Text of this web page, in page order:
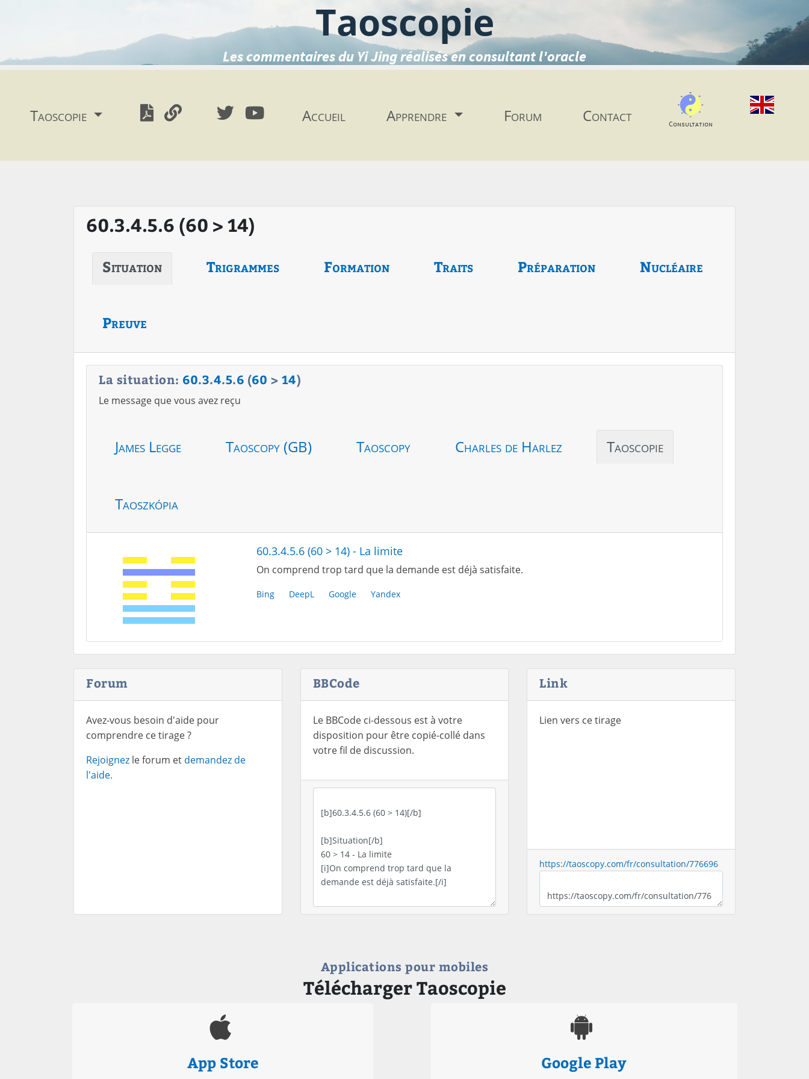
Taoscopie
Les commentaires du Yi Jing réalisés en consultant l'oracle
Taoscopie Accueil Apprendre Forum Contact Consultation
60.3.4.5.6 (60 > 14)
Situation Trigrammes Formation Traits Préparation Nucléaire
Preuve
La situation: 60.3.4.5.6 (60 > 14)
Le message que vous avez reçu
James Legge Taoscopy (GB) Taoscopy Charles de Harlez Taoscopie
Taoszkópia
60.3.4.5.6 (60 > 14) - La limite
On comprend trop tard que la demande est déjà satisfaite.
Bing DeepL Google Yandex
Forum
Avez-vous besoin d'aide pour
comprendre ce tirage ?
Rejoignez le forum et demandez de
l'aide.
BBCode
Le BBCode ci-dessous est à votre
disposition pour être copié-collé dans
votre fil de discussion.
Link
Lien vers ce tirage
https://taoscopy.com/fr/consultation/776696
Applications pour mobiles
Télécharger Taoscopie
App Store Google Play